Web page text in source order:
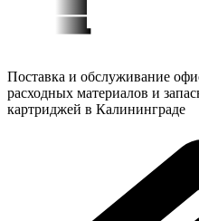
Поставка и обслуживание
расходных материалов и
картриджей в Калининграде